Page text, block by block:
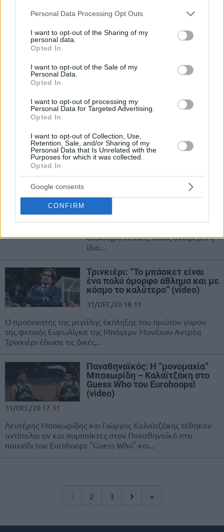
Please note that this website/app uses one or more Google
not limited to your visit or usage behaviour. You may click to
grant or deny consent to Google and its third-party tags to
use your data for below specified purposes in below Google
consent section.
Personal Data Processing Opt Outs
I want to opt-out of the Sharing of my
personal data.
Opted In
I want to opt-out of the Sale of my
Personal Data.
Opted In
I want to opt-out of processing my
Personal Data for Targeted Advertising.
Opted In
I want to opt-out of Collection, Use,
Retention, Sale, and/or Sharing of my
Personal Data that Is Unrelated with the
Purposes for which it was collected.
Opted In
Google consents
CONFIRM
31/DEC/20 19:20
νίκη στη Μόσχα απέναντι στην Χίμκι
(video)
31/DEC/20 18:51
Τις δικές του ευχές για το 2021 έστειλε στους φιλάθλους ο
προπονητής της Μακάμπι Τελ Αβίβ Γιάννης Σφαιρόπουλος
ΑΕΚ: Η πιο… γερασμένη ομάδα
31/DEC/20 18:39
Η ΑΕΚ είναι η ομάδα με τον
ολόκληρο το BCL, όπως αναφέρει η
ίδια...
Τρινκιέρι: “Το μπάσκετ είναι
ένα πολύ όμορφο άθλημα και με
κόσμο το καλύτερο” (video)
31/DEC/20 18:11
Ο προπονητής της μεγάλης έκπληξης του πρώτου γύρου
της φετινής Ευρωλίγκα της Μπάγερν Μονάχου Αντρέα
Τρινκιέρι έδωσε τις δικές...
Παναθηναϊκός: Η “μονομαχία”
Μποχωρίδη – Καλαϊτζάκη στο
Guess Who του Eurohoops!
(video)
31/DEC/20 17:31
Λευτέρης Μποχωρίδης και Γιώργος Καλαϊτζάκης τέθηκαν
αντίπαλοι αν και συμπαίκτες στον Παναθηναϊκό στο
παιχνίδι του Eurohoops "Guess Who" και...
1 2 3 › »